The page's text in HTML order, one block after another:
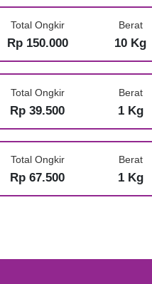
Total Ongkir
Rp 150.000
Berat
10 Kg
Total Ongkir
Rp 39.500
Berat
1 Kg
Total Ongkir
Rp 67.500
Berat
1 Kg